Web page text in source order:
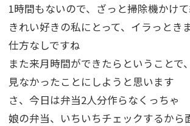
1時間もないので、ざっと掃除機かけ
きれい好きの私にとって、イラっとき
仕方なしですね
また来月時間ができたらということで、
見なかったことにしようと思います
さ、今日は弁当2人分作らなくっちゃ
娘の弁当、いちいちチェックするから